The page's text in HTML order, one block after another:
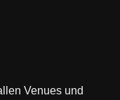
Venues und